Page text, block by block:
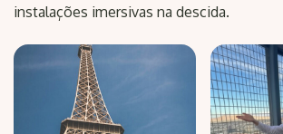
instalações imersivas na descida.